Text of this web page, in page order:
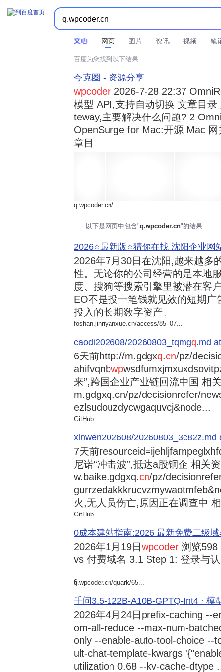
网页 图片 资讯 视频 笔
时间不限  所有网页和文件  站点内检索 
百度为您找到以下结果
夸克圈 - 资源分享
wpcoder 2026-7-28 22:37
模型 API,支持自动切换 文章目
teway,主要解决什么问题? 2
OpenSurge for Mac:开源 Mac
章目
q.wpcoder.cn/
以下是网页中包含"q.wpcoder.cn"的结果:
2026⭐️最新版⭐️猜你在找 沈阳企业网
2026年7月30日在沈阳,越来越多
性。无论你的公司经营的是本地
度、搜狗等搜索引擎里被潜在客
EO不是投一笔钱就见效的短期
投入的长期数字资产。
foshan.jinriyanxue.cn/access/85_07...
caodi202608/20260803_tqmgq.md
6天前http://m.gdgxq.cn/pz/
ahifvqnbwp
来”,跨国企业产业链回流中国 相
m.gdgxq.cn/pz/decisionrefer/
ezlsudouzdycwgaquvcj&node...
GitHub
xinwen202608/20260803_3c82z.md
7天前
尼诺“冲击波”,抵达a股铜企 相关
w.baike.gdgxq.cn/pz/
火,无人员伤亡,原因正在调查中
GitHub
0成本建站指南:2026 最新免费二级
2026年1月19日wpcoder 浏览598
vs 付费域名 3.1 Step 1: 登录与
6
q.wpcoder.cn/quark/65...
千问3.5-122B-A10B-GPTQ-Int4 · 模
2026年4月24日 prefix-caching --
om-all-reduce --max-num-
only --enable-auto-tool-choice --
ult-chat-template-kwargs
utilization 0.68 --kv-cache-dtype